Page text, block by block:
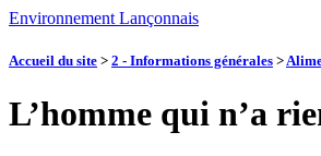
Environnement Lançonnais
Accueil du site > 2 - Informations générales >
L’homme qui n’a